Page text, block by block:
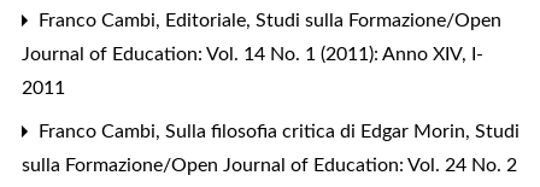
Franco Cambi, Editoriale, Studi sulla Formazione/Open
Journal of Education: Vol. 14 No. 1 (2011): Anno XIV, I-
2011
Franco Cambi, Sulla filosofia critica di Edgar Morin, Studi
sulla Formazione/Open Journal of Education: Vol. 24 No. 2